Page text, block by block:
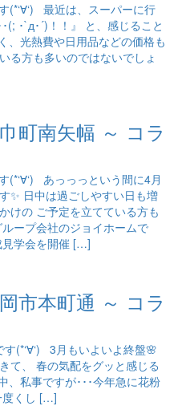
(*‘∀‘) 最近は、スーパーに行
(; ･`д･´)！！』 と、感じること
光熱費や日用品などの価格も
る方も多いのではないでしょ
町南矢幅 ～ コラ
(*‘∀‘) あっっっという間に4月
✨ 日中は過ごしやすい日も増
けの ご予定を立てている方も
ープ会社のジョイホームで
見学会を開催 […]
市本町通 ～ コラ
(*‘∀‘) 3月もいよいよ終盤🌸
て、 春の気配をグッと感じる
私事ですが･･･今年急に花粉
度くし […]